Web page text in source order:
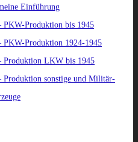
Einführung
PKW-Produktion bis 1945
PKW-Produktion 1924-1945
Produktion LKW bis 1945
Produktion sonstige und Militär-